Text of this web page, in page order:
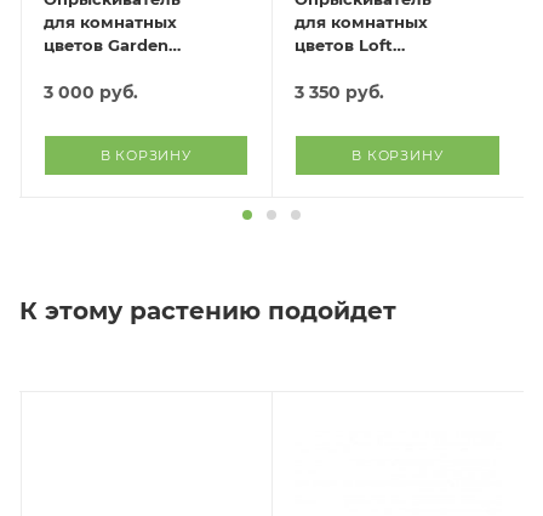
для комнатных
цветов Garden
3 000 руб.
В КОРЗИНУ
для комнатных
цветов Loft
3 350 руб.
В КОРЗИНУ
К этому растению подойдет